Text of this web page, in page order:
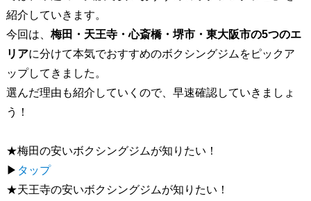
紹介していきます。
今回は、 梅田・天王寺・心斎橋・堺市・東大阪市の5つのエ
リアに分けて本気でおすすめのボクシングジムをピックア
ップしてきました。
選んだ理由も紹介していくので、早速確認していきましょ
う！
★梅田の安いボクシングジムが知りたい！
▶︎ タップ
★天王寺の安いボクシングジムが知りたい！